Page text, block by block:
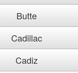
Butte
Cadillac
Cadiz